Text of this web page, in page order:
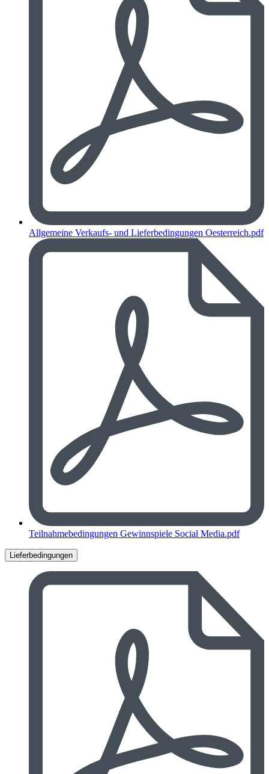
Allgemeine Verkaufs- und Lieferbedingungen Oesterreich.pdf
Teilnahmebedingungen Gewinnspiele Social Media.pdf
Lieferbedingungen